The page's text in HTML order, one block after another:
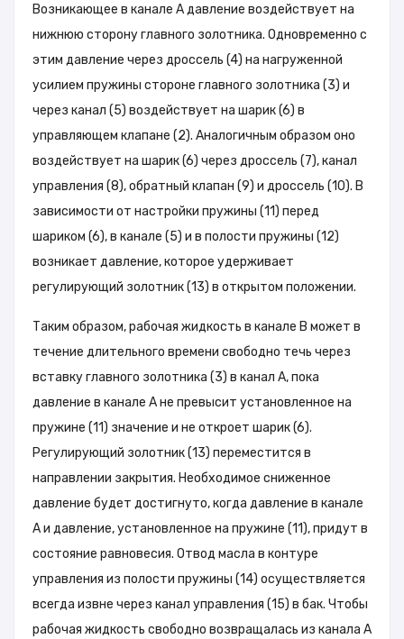
Возникающее в канале A давление воздействует на
нижнюю сторону главного золотника. Одновременно с
этим давление через дроссель (4) на нагруженной
усилием пружины стороне главного золотника (3) и
через канал (5) воздействует на шарик (6) в
управляющем клапане (2). Аналогичным образом оно
воздействует на шарик (6) через дроссель (7), канал
управления (8), обратный клапан (9) и дроссель (10). В
зависимости от настройки пружины (11) перед
шариком (6), в канале (5) и в полости пружины (12)
возникает давление, которое удерживает
регулирующий золотник (13) в открытом положении.
Таким образом, рабочая жидкость в канале B может в
течение длительного времени свободно течь через
вставку главного золотника (3) в канал A, пока
давление в канале A не превысит установленное на
пружине (11) значение и не откроет шарик (6).
Регулирующий золотник (13) переместится в
направлении закрытия. Необходимое сниженное
давление будет достигнуто, когда давление в канале
A и давление, установленное на пружине (11), придут в
состояние равновесия. Отвод масла в контуре
управления из полости пружины (14) осуществляется
всегда извне через канал управления (15) в бак. Чтобы
рабочая жидкость свободно возвращалась из канала A